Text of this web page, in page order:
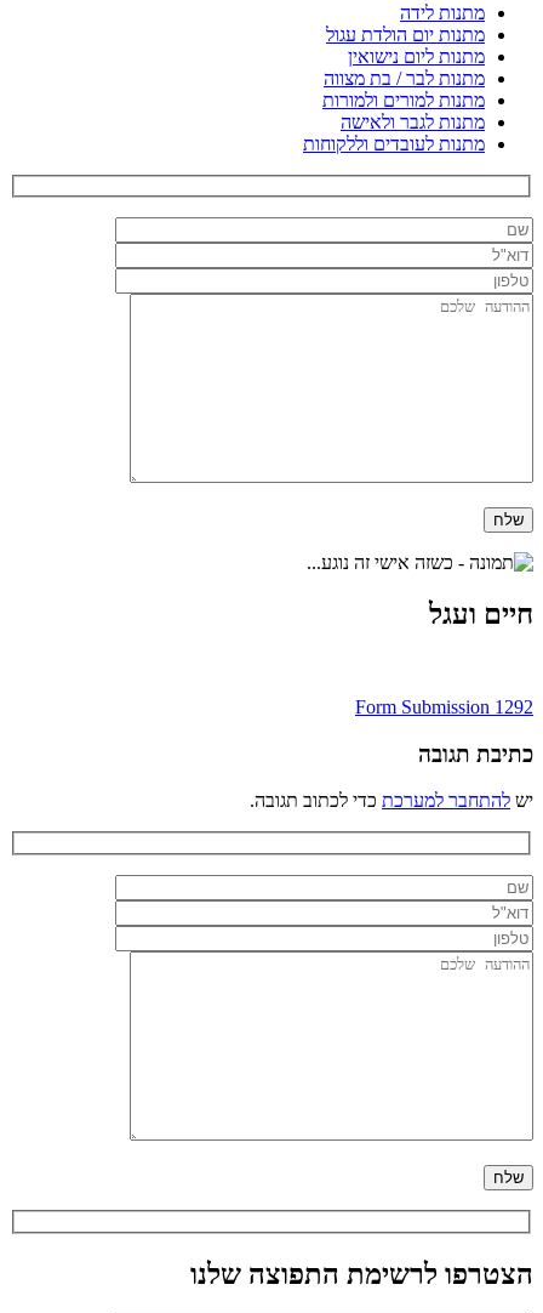
מתנות לידה
מתנות יום הולדת עגול
מתנות ליום נישואין
מתנות לבר / בת מצווה
מתנות למורים ולמורות
מתנות לגבר ולאישה
מתנות לעובדים וללקוחות
חיים ועגל
ניווט
Form Submission 1292
כתיבת תגובה
יש להתחבר למערכת כדי לכתוב תגובה.
הצטרפו לרשימת התפוצה שלנו